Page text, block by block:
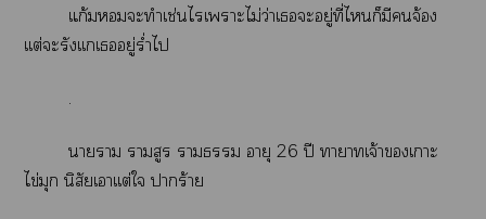
แก้มะทำเช่นไเาะไม่ว่าเะอยู่ที่ไก็มีจ้อง
เเต่ะรังเเเอยู่ร่ำไป
.
าา รามสูร า อายุ 26 ปี าาเจ้าเาะ
ไข่มุก นิสัยเาเเต่ใ าร้าย